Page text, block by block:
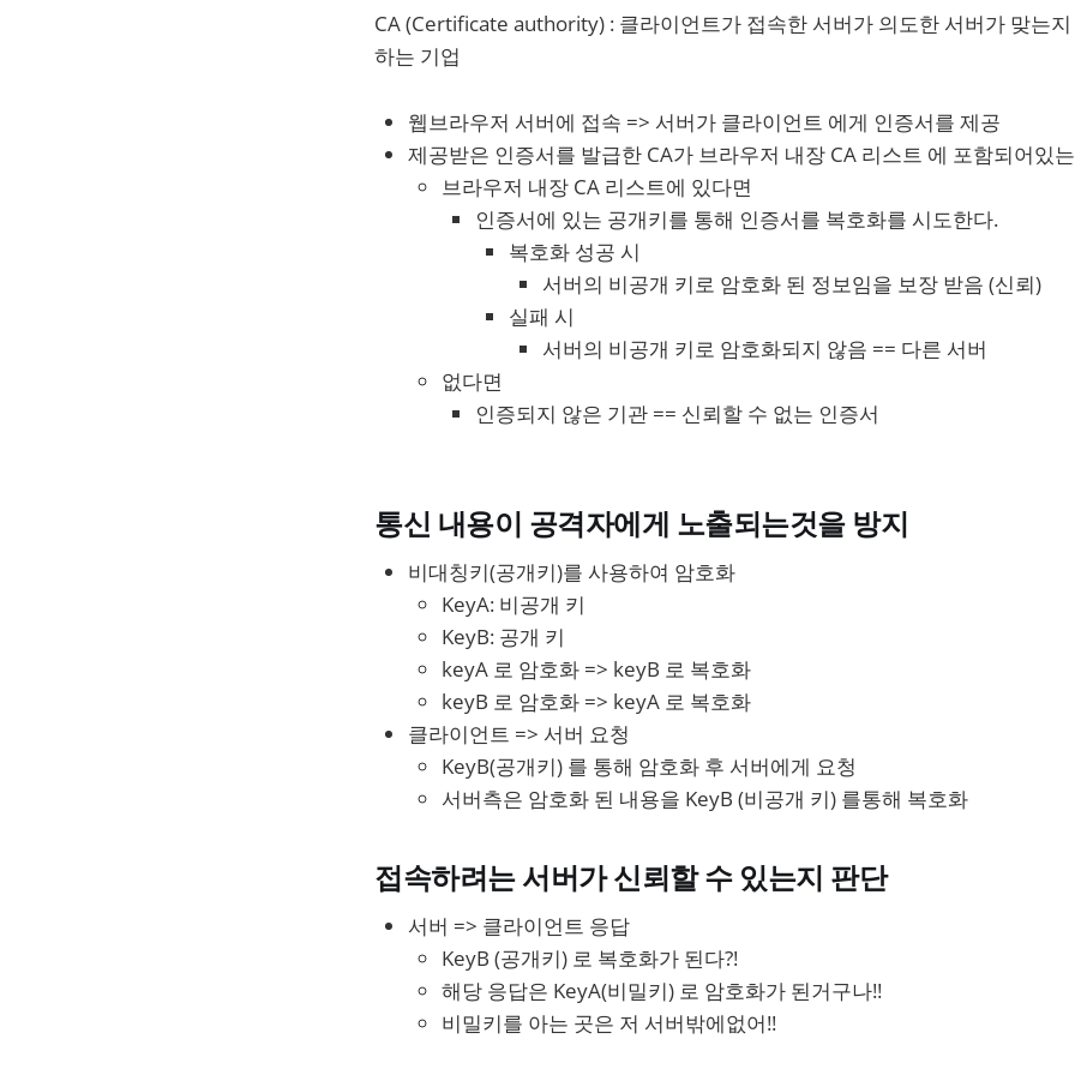
CA (Certificate authority) : 클라이언트가 접속한 서버가 의도한 서버가 맞는
하는 기업
웹브라우저 서버에 접속 => 서버가 클라이언트 에게 인증서를 제공
제공받은 인증서를 발급한 CA가 브라우저 내장 CA 리스트 에 포함되어있
브라우저 내장 CA 리스트에 있다면
인증서에 있는 공개키를 통해 인증서를 복호화를 시도한다.
복호화 성공 시
서버의 비공개 키로 암호화 된 정보임을 보장 받음 (신뢰)
실패 시
서버의 비공개 키로 암호화되지 않음 == 다른 서버
없다면
인증되지 않은 기관 == 신뢰할 수 없는 인증서
통신 내용이 공격자에게 노출되는것을 방지
비대칭키(공개키)를 사용하여 암호화
KeyA: 비공개 키
KeyB: 공개 키
keyA 로 암호화 => keyB 로 복호화
keyB 로 암호화 => keyA 로 복호화
클라이언트 => 서버 요청
KeyB(공개키) 를 통해 암호화 후 서버에게 요청
서버측은 암호화 된 내용을 KeyB (비공개 키) 를통해 복호화
접속하려는 서버가 신뢰할 수 있는지 판단
서버 => 클라이언트 응답
KeyB (공개키) 로 복호화가 된다?!
해당 응답은 KeyA(비밀키) 로 암호화가 된거구나!!
비밀키를 아는 곳은 저 서버밖에없어!!